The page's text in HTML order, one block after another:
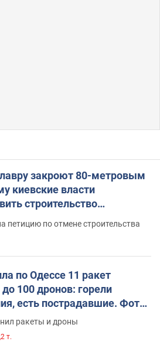
закроют 80-метровым
киевские власти
строительство
петицию по отмене строительства
по Одессе 11 ракет
100 дронов: горели
есть пострадавшие. Фото
ракеты и дроны
т.